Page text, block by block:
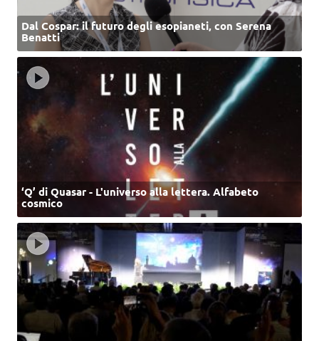
Dal Cospar: il futuro degli esopianeti, con Serena
Benatti
‘Q’ di Quasar - L'universo alla lettera. Alfabeto
cosmico